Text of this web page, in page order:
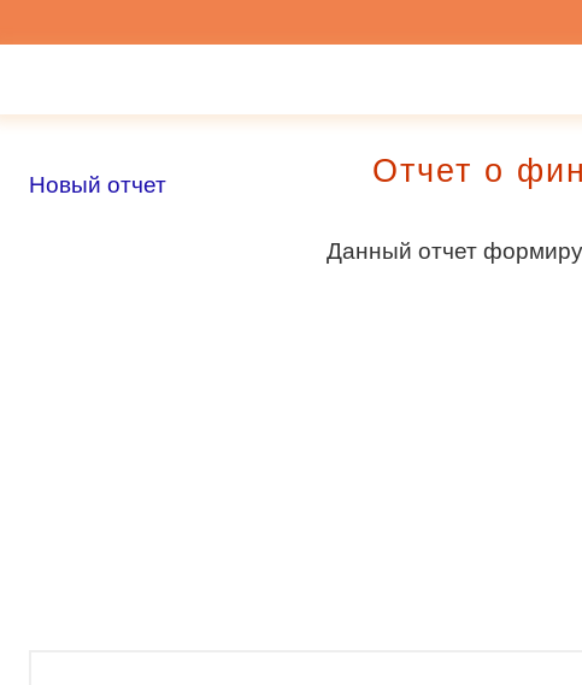
Новый отчет Отчет о
Данный отчет